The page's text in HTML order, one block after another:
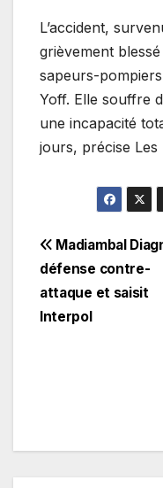
L’accident,
grièvement
sapeurs-
Yoff. Elle souffre
une incapacité
jours, précise Les
de
l’article
Madiambal
défense contre-
attaque et saisit
Interpol